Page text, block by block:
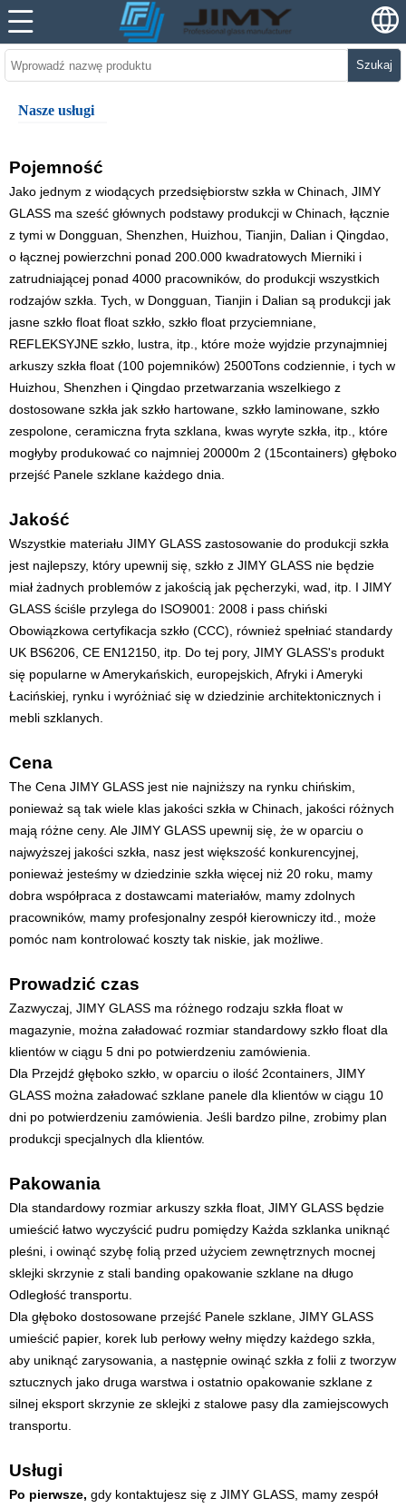
Szukaj
Nasze usługi
Pojemność
Jako jednym z wiodących przedsiębiorstw szkła w Chinach, JIMY
GLASS ma sześć głównych podstawy produkcji w Chinach, łącznie
z tymi w Dongguan, Shenzhen, Huizhou, Tianjin, Dalian i Qingdao,
o łącznej powierzchni ponad 200.000 kwadratowych Mierniki i
zatrudniającej ponad 4000 pracowników, do produkcji wszystkich
rodzajów szkła. Tych, w Dongguan, Tianjin i Dalian są produkcji jak
jasne szkło float float szkło, szkło float przyciemniane,
REFLEKSYJNE szkło, lustra, itp., które może wyjdzie przynajmniej
arkuszy szkła float (100 pojemników) 2500Tons codziennie, i tych w
Huizhou, Shenzhen i Qingdao przetwarzania wszelkiego z
dostosowane szkła jak szkło hartowane, szkło laminowane, szkło
zespolone, ceramiczna fryta szklana, kwas wyryte szkła, itp., które
mogłyby produkować co najmniej 20000m 2 (15containers) głęboko
przejść Panele szklane każdego dnia.
Jakość
Wszystkie materiału JIMY GLASS zastosowanie do produkcji szkła
jest najlepszy, który upewnij się, szkło z JIMY GLASS nie będzie
miał żadnych problemów z jakością jak pęcherzyki, wad, itp. I JIMY
GLASS ściśle przylega do ISO9001: 2008 i pass chiński
Obowiązkowa certyfikacja szkło (CCC), również spełniać standardy
UK BS6206, CE EN12150, itp. Do tej pory, JIMY GLASS's produkt
się popularne w Amerykańskich, europejskich, Afryki i Ameryki
Łacińskiej, rynku i wyróżniać się w dziedzinie architektonicznych i
mebli szklanych.
Cena
The Cena JIMY GLASS jest nie najniższy na rynku chińskim,
ponieważ są tak wiele klas jakości szkła w Chinach, jakości różnych
mają różne ceny. Ale JIMY GLASS upewnij się, że w oparciu o
najwyższej jakości szkła, nasz jest większość konkurencyjnej,
ponieważ jesteśmy w dziedzinie szkła więcej niż 20 roku, mamy
dobra współpraca z dostawcami materiałów, mamy zdolnych
pracowników, mamy profesjonalny zespół kierowniczy itd., może
pomóc nam kontrolować koszty tak niskie, jak możliwe.
Prowadzić czas
Zazwyczaj, JIMY GLASS ma różnego rodzaju szkła float w
magazynie, można załadować rozmiar standardowy szkło float dla
klientów w ciągu 5 dni po potwierdzeniu zamówienia.
Dla Przejdź głęboko szkło, w oparciu o ilość 2containers, JIMY
GLASS można załadować szklane panele dla klientów w ciągu 10
dni po potwierdzeniu zamówienia. Jeśli bardzo pilne, zrobimy plan
produkcji specjalnych dla klientów.
Pakowania
Dla standardowy rozmiar arkuszy szkła float, JIMY GLASS będzie
umieścić łatwo wyczyścić pudru pomiędzy Każda szklanka uniknąć
pleśni, i owinąć szybę folią przed użyciem zewnętrznych mocnej
sklejki skrzynie z stali banding opakowanie szklane na długo
Odległość transportu.
Dla głęboko dostosowane przejść Panele szklane, JIMY GLASS
umieścić papier, korek lub perłowy wełny między każdego szkła,
aby uniknąć zarysowania, a następnie owinąć szkła z folii z tworzyw
sztucznych jako druga warstwa i ostatnio opakowanie szklane z
silnej eksport skrzynie ze sklejki z stalowe pasy dla zamiejscowych
transportu.
Usługi
Po pierwsze, gdy kontaktujesz się z JIMY GLASS, mamy zespół